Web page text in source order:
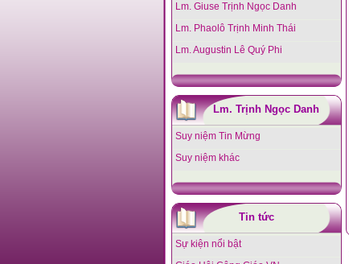
Lm. Giuse Trịnh Ngọc Danh
Lm. Phaolô Trịnh Minh Thái
Lm. Augustin Lê Quý Phi
Lm. Trịnh Ngọc Danh
Suy niệm Tin Mừng
Suy niệm khác
Tin tức
Sự kiện nổi bật